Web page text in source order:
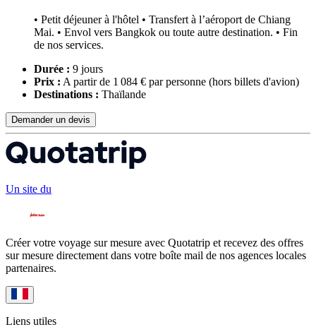
• Petit déjeuner à l'hôtel • Transfert à l’aéroport de Chiang
Mai. • Envol vers Bangkok ou toute autre destination. • Fin
de nos services.
Durée : 9 jours
Prix : A partir de 1 084 € par personne (hors billets d'avion)
Destinations : Thaïlande
Demander un devis
Un site du
Créer votre voyage sur mesure avec Quotatrip et recevez des offres
sur mesure directement dans votre boîte mail de nos agences locales
partenaires.
Liens utiles